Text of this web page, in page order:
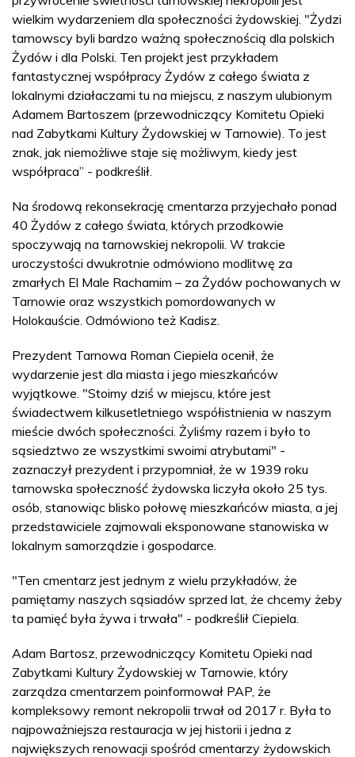
wielkim wydarzeniem dla społeczności żydowskiej. "Żydzi
tarnowscy byli bardzo ważną społecznością dla polskich
Żydów i dla Polski. Ten projekt jest przykładem
fantastycznej współpracy Żydów z całego świata z
lokalnymi działaczami tu na miejscu, z naszym ulubionym
Adamem Bartoszem (przewodniczący Komitetu Opieki
nad Zabytkami Kultury Żydowskiej w Tarnowie). To jest
znak, jak niemożliwe staje się możliwym, kiedy jest
współpraca” - podkreślił.
Na środową rekonsekrację cmentarza przyjechało ponad
40 Żydów z całego świata, których przodkowie
spoczywają na tarnowskiej nekropolii. W trakcie
uroczystości dwukrotnie odmówiono modlitwę za
zmarłych El Male Rachamim – za Żydów pochowanych w
Tarnowie oraz wszystkich pomordowanych w
Holokauście. Odmówiono też Kadisz.
Prezydent Tarnowa Roman Ciepiela ocenił, że
wydarzenie jest dla miasta i jego mieszkańców
wyjątkowe. "Stoimy dziś w miejscu, które jest
świadectwem kilkusetletniego współistnienia w naszym
mieście dwóch społeczności. Żyliśmy razem i było to
sąsiedztwo ze wszystkimi swoimi atrybutami" -
zaznaczył prezydent i przypomniał, że w 1939 roku
tarnowska społeczność żydowska liczyła około 25 tys.
osób, stanowiąc blisko połowę mieszkańców miasta, a jej
przedstawiciele zajmowali eksponowane stanowiska w
lokalnym samorządzie i gospodarce.
"Ten cmentarz jest jednym z wielu przykładów, że
pamiętamy naszych sąsiadów sprzed lat, że chcemy żeby
ta pamięć była żywa i trwała" - podkreślił Ciepiela.
Adam Bartosz, przewodniczący Komitetu Opieki nad
Zabytkami Kultury Żydowskiej w Tarnowie, który
zarządza cmentarzem poinformował PAP, że
kompleksowy remont nekropolii trwał od 2017 r. Była to
najpoważniejsza restauracja w jej historii i jedna z
największych renowacji spośród cmentarzy żydowskich